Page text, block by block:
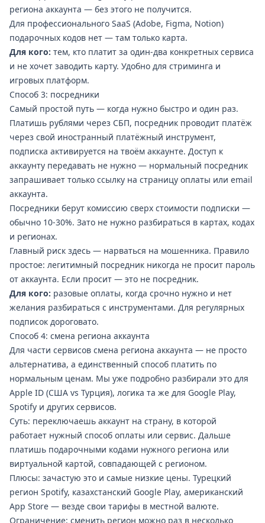
региона аккаунта — без этого не получится.
Для профессионального SaaS (Adobe, Figma, Notion)
подарочных кодов нет — там только карта.
Для кого: тем, кто платит за один-два конкретных сервиса
и не хочет заводить карту. Удобно для стриминга и
игровых платформ.
Способ 3: посредники
Самый простой путь — когда нужно быстро и один раз.
Платишь рублями через СБП, посредник проводит платёж
через свой иностранный платёжный инструмент,
подписка активируется на твоём аккаунте. Доступ к
аккаунту передавать не нужно — нормальный посредник
запрашивает только ссылку на страницу оплаты или email
аккаунта.
Посредники берут комиссию сверх стоимости подписки —
обычно 10-30%. Зато не нужно разбираться в картах, кодах
и регионах.
Главный риск здесь — нарваться на мошенника. Правило
простое: легитимный посредник никогда не просит пароль
от аккаунта. Если просит — это не посредник.
Для кого: разовые оплаты, когда срочно нужно и нет
желания разбираться с инструментами. Для регулярных
подписок дороговато.
Способ 4: смена региона аккаунта
Для части сервисов смена региона аккаунта — не просто
альтернатива, а единственный способ платить по
нормальным ценам. Мы уже подробно разбирали это для
Apple ID (США vs Турция), логика та же для Google Play,
Spotify и других сервисов.
Суть: переключаешь аккаунт на страну, в которой
работает нужный способ оплаты или сервис. Дальше
платишь подарочными кодами нужного региона или
виртуальной картой, совпадающей с регионом.
Плюсы: зачастую это и самые низкие цены. Турецкий
регион Spotify, казахстанский Google Play, американский
App Store — везде свои тарифы в местной валюте.
Ограничение: сменить регион можно раз в несколько